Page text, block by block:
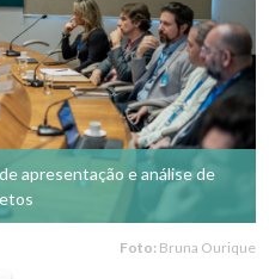
apresentação e análise de
Foto: Bruna Ourique